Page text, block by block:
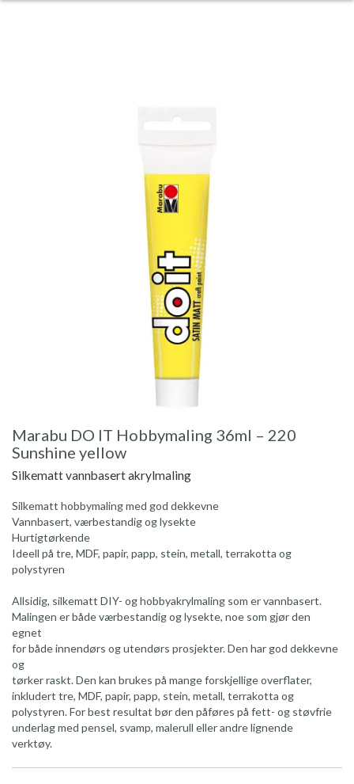
Marabu DO IT Hobbymaling 36ml – 220
Sunshine yellow
Silkematt vannbasert akrylmaling
Silkematt hobbymaling med god dekkevne
Vannbasert, værbestandig og lysekte
Hurtigtørkende
Ideell på tre, MDF, papir, papp, stein, metall, terrakotta og
polystyren
Allsidig, silkematt DIY- og hobbyakrylmaling som er vannbasert.
Malingen er både værbestandig og lysekte, noe som gjør den
egnet
for både innendørs og utendørs prosjekter. Den har god dekkevne
og
tørker raskt. Den kan brukes på mange forskjellige overflater,
inkludert tre, MDF, papir, papp, stein, metall, terrakotta og
polystyren. For best resultat bør den påføres på fett- og støvfrie
underlag med pensel, svamp, malerull eller andre lignende
verktøy.